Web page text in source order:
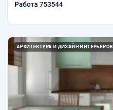
Работа 753544
АРХИТЕКТУРА И ДИЗАЙН ИНТЕРЬЕРОВ